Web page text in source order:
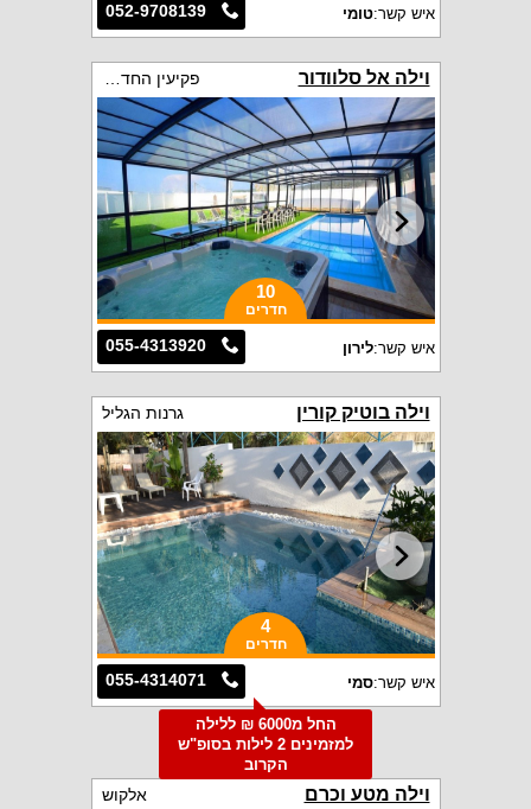
052-9708139 איש קשר:טומי
וילה אל סלוודור
10
חדרים
055-4313920 איש קשר:לירון
וילה בוטיק קורין גרנות הגליל
4
חדרים
055-4314071 איש קשר:סמי
החל מ6000 ₪ ללילה
למזמינים 2 לילות בסופ"ש
הקרוב
וילה מטע וכרם אלקוש